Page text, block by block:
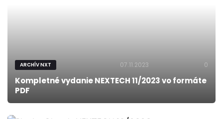
ARCHÍV NXT 07.11.2023 0
Kompletné vydanie NEXTECH 11/2023 vo formáte
PDF